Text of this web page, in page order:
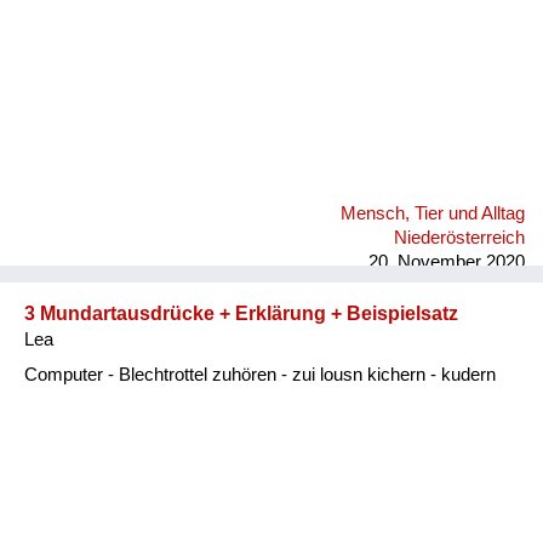
Mensch, Tier und Alltag
Niederösterreich
20. November 2020
3 Mundartausdrücke + Erklärung + Beispielsatz
Lea
Computer - Blechtrottel zuhören - zui lousn kichern - kudern